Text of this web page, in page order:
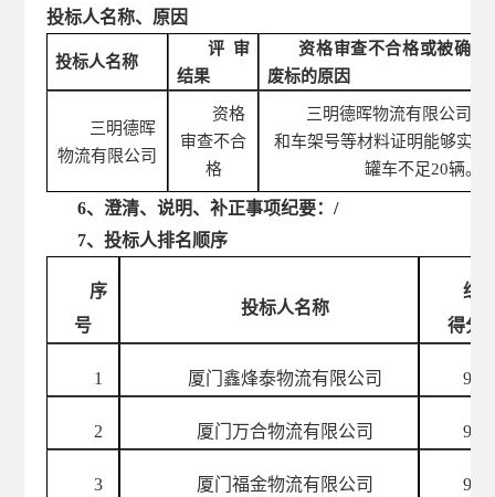
投标人名称、原因
投标人名称
评审
结果
资格审查不合格或被确定
废标的原因
三明德晖
物流有限公司
资格
审查不合
格
三明德晖物流有限公司提
和车架号等材料证明能够实际
罐车不足20辆。
6、澄清、说明、补正事项纪要：/
7、投标人排名顺序
序
号
投标人名称
综
得分
1 厦门鑫烽泰物流有限公司 97
2 厦门万合物流有限公司 96
3 厦门福金物流有限公司 95